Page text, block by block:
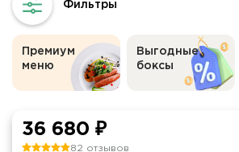
Премиум
меню
Выгодные
боксы
36 680 ₽
82 отзывов